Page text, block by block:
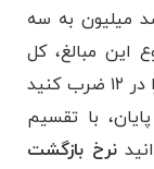
میلیون به سه
این مبالغ، کل
اجاره ماهیانه ملک را محاسبه کنید و آن را در ۱۲ ضرب کنید
با تقسیم
نرخ بازگشت